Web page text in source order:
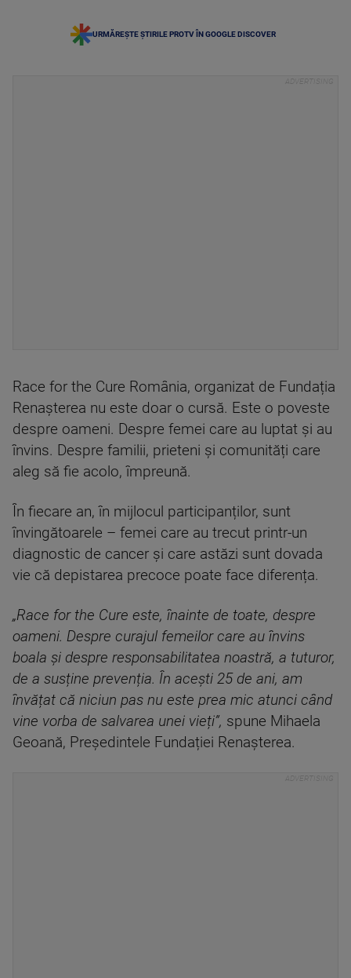
URMĂREȘTE ȘTIRILE PROTV ÎN GOOGLE DISCOVER
Race for the Cure România, organizat de Fundația
Renașterea nu este doar o cursă. Este o poveste
despre oameni. Despre femei care au luptat și au
învins. Despre familii, prieteni și comunități care
aleg să fie acolo, împreună.
În fiecare an, în mijlocul participanților, sunt
învingătoarele – femei care au trecut printr-un
diagnostic de cancer și care astăzi sunt dovada
vie că depistarea precoce poate face diferența.
„Race for the Cure este, înainte de toate, despre
oameni. Despre curajul femeilor care au învins
boala și despre responsabilitatea noastră, a tuturor,
de a susține prevenția. În acești 25 de ani, am
învățat că niciun pas nu este prea mic atunci când
vine vorba de salvarea unei vieți”, spune Mihaela
Geoană, Președintele Fundației Renașterea.